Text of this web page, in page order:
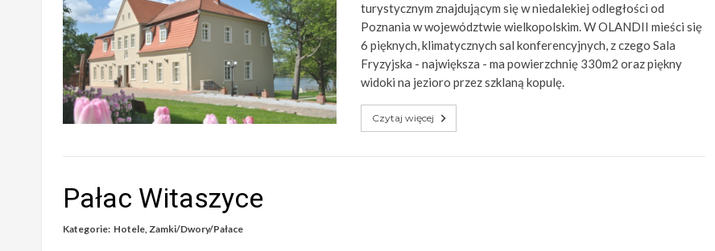
turystycznym znajdującym się w niedalekiej odległości od
Poznania w województwie wielkopolskim. W OLANDII mieści się
6 pięknych, klimatycznych sal konferencyjnych, z czego Sala
Fryzyjska - największa - ma powierzchnię 330m2 oraz piękny
widoki na jezioro przez szklaną kopulę.
Czytaj więcej
Pałac Witaszyce
Kategorie: Hotele,Zamki/Dwory/Pałace